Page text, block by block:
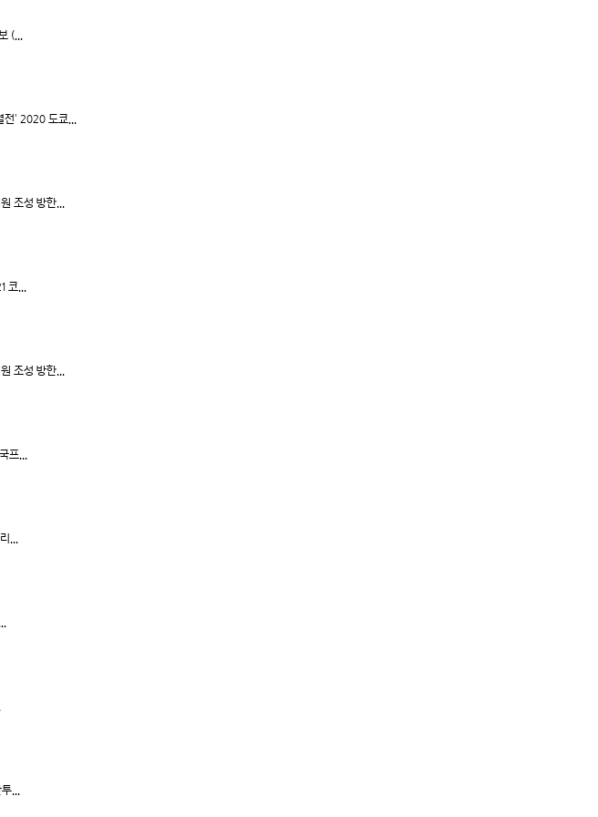
(...
전' 2020 도쿄...
조성 방한...
코...
조성 방한...
프...
...
...